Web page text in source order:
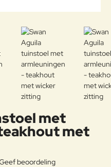
met
met
beoordeling